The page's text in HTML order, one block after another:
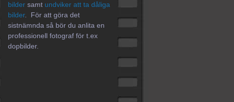
bilder samt undviker att ta dåliga
bilder. För att göra det
sistnämnda så bör du anlita en
professionell fotograf för t.ex
dopbilder.